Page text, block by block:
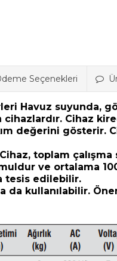
Seçenekleri
Havuz suyunda,
Cihaz
değerini gösterir.
toplam
ve ortalama
tesis edilebilir.
kullanılabilir.